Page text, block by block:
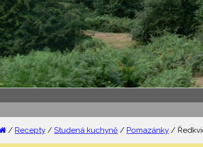
/ Recepty / Studená kuchyně / Pomazánky /